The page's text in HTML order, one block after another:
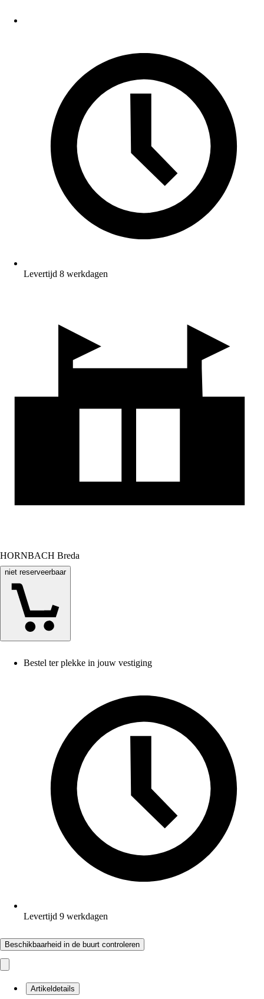
Levertijd 8 werkdagen
HORNBACH Breda
niet reserveerbaar
Bestel ter plekke in jouw vestiging
Levertijd 9 werkdagen
Beschikbaarheid in de buurt controleren
Artikeldetails